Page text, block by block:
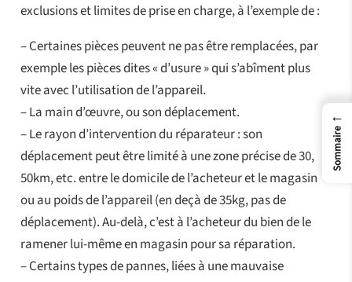
exclusions et limites de prise en charge, à l’exemple de :
– Certaines pièces peuvent ne pas être remplacées, par
exemple les pièces dites « d’usure » qui s’abîment plus
vite avec l’utilisation de l’appareil.
– La main d’œuvre, ou son déplacement.
– Le rayon d’intervention du réparateur : son
déplacement peut être limité à une zone précise de 30,
50km, etc. entre le domicile de l’acheteur et le magasin
ou au poids de l’appareil (en deçà de 35kg, pas de
déplacement). Au-delà, c’est à l’acheteur du bien de le
ramener lui-même en magasin pour sa réparation.
– Certains types de pannes, liées à une mauvaise
←
Sommaire